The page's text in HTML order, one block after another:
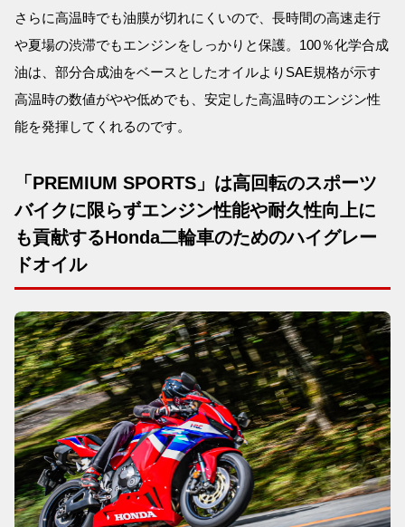
さらに高温時でも油膜が切れにくいので、長時間の高速走行
や夏場の渋滞でもエンジンをしっかりと保護。100％化学合成
油は、部分合成油をベースとしたオイルよりSAE規格が示す
高温時の数値がやや低めでも、安定した高温時のエンジン性
能を発揮してくれるのです。
「PREMIUM SPORTS」は高回転のスポーツ
バイクに限らずエンジン性能や耐久性向上に
も貢献するHonda二輪車のためのハイグレー
ドオイル